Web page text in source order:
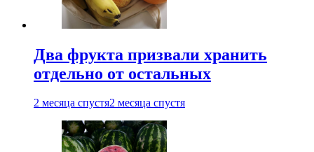
Два фрукта призвали хранить
отдельно от остальных
2 месяца спустя2 месяца спустя